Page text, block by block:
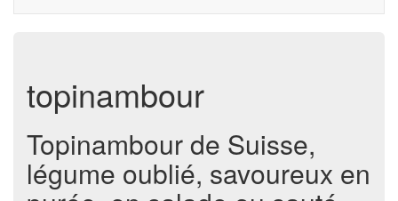
topinambour
Topinambour de Suisse,
légume oublié, savoureux en